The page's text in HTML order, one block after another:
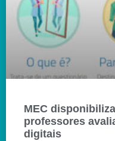
MEC
professores
digitais